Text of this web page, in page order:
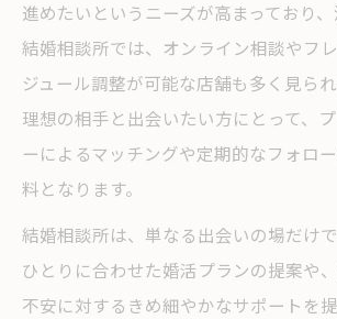
進めたいというニーズが高まっており
結婚相談所では、オンライン相談やフ
ジュール調整が可能な店舗も多く見ら
理想の相手と出会いたい方にとって、
ーによるマッチングや定期的なフォロ
料となります。
結婚相談所は、単なる出会いの場だけ
ひとりに合わせた婚活プランの提案や
不安に対するきめ細やかなサポートを